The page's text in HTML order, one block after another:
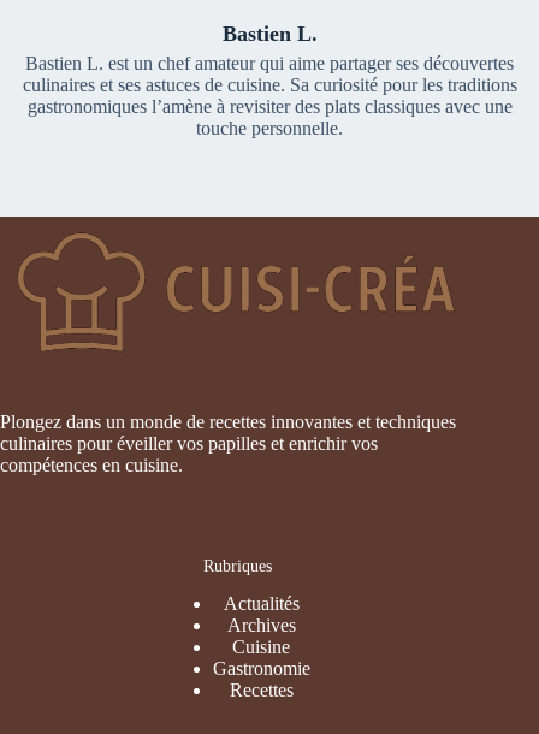
Bastien L.
Bastien L. est un chef amateur qui aime partager ses découvertes
culinaires et ses astuces de cuisine. Sa curiosité pour les traditions
gastronomiques l’amène à revisiter des plats classiques avec une
touche personnelle.
Plongez dans un monde de recettes innovantes et techniques
culinaires pour éveiller vos papilles et enrichir vos
compétences en cuisine.
Rubriques
Actualités
Archives
Cuisine
Gastronomie
Recettes